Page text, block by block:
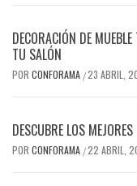
DECORACIÓN DE
TU SALÓN
POR CONFORAMA /23 ABRIL,
DESCUBRE LOS
POR CONFORAMA /22 ABRIL,